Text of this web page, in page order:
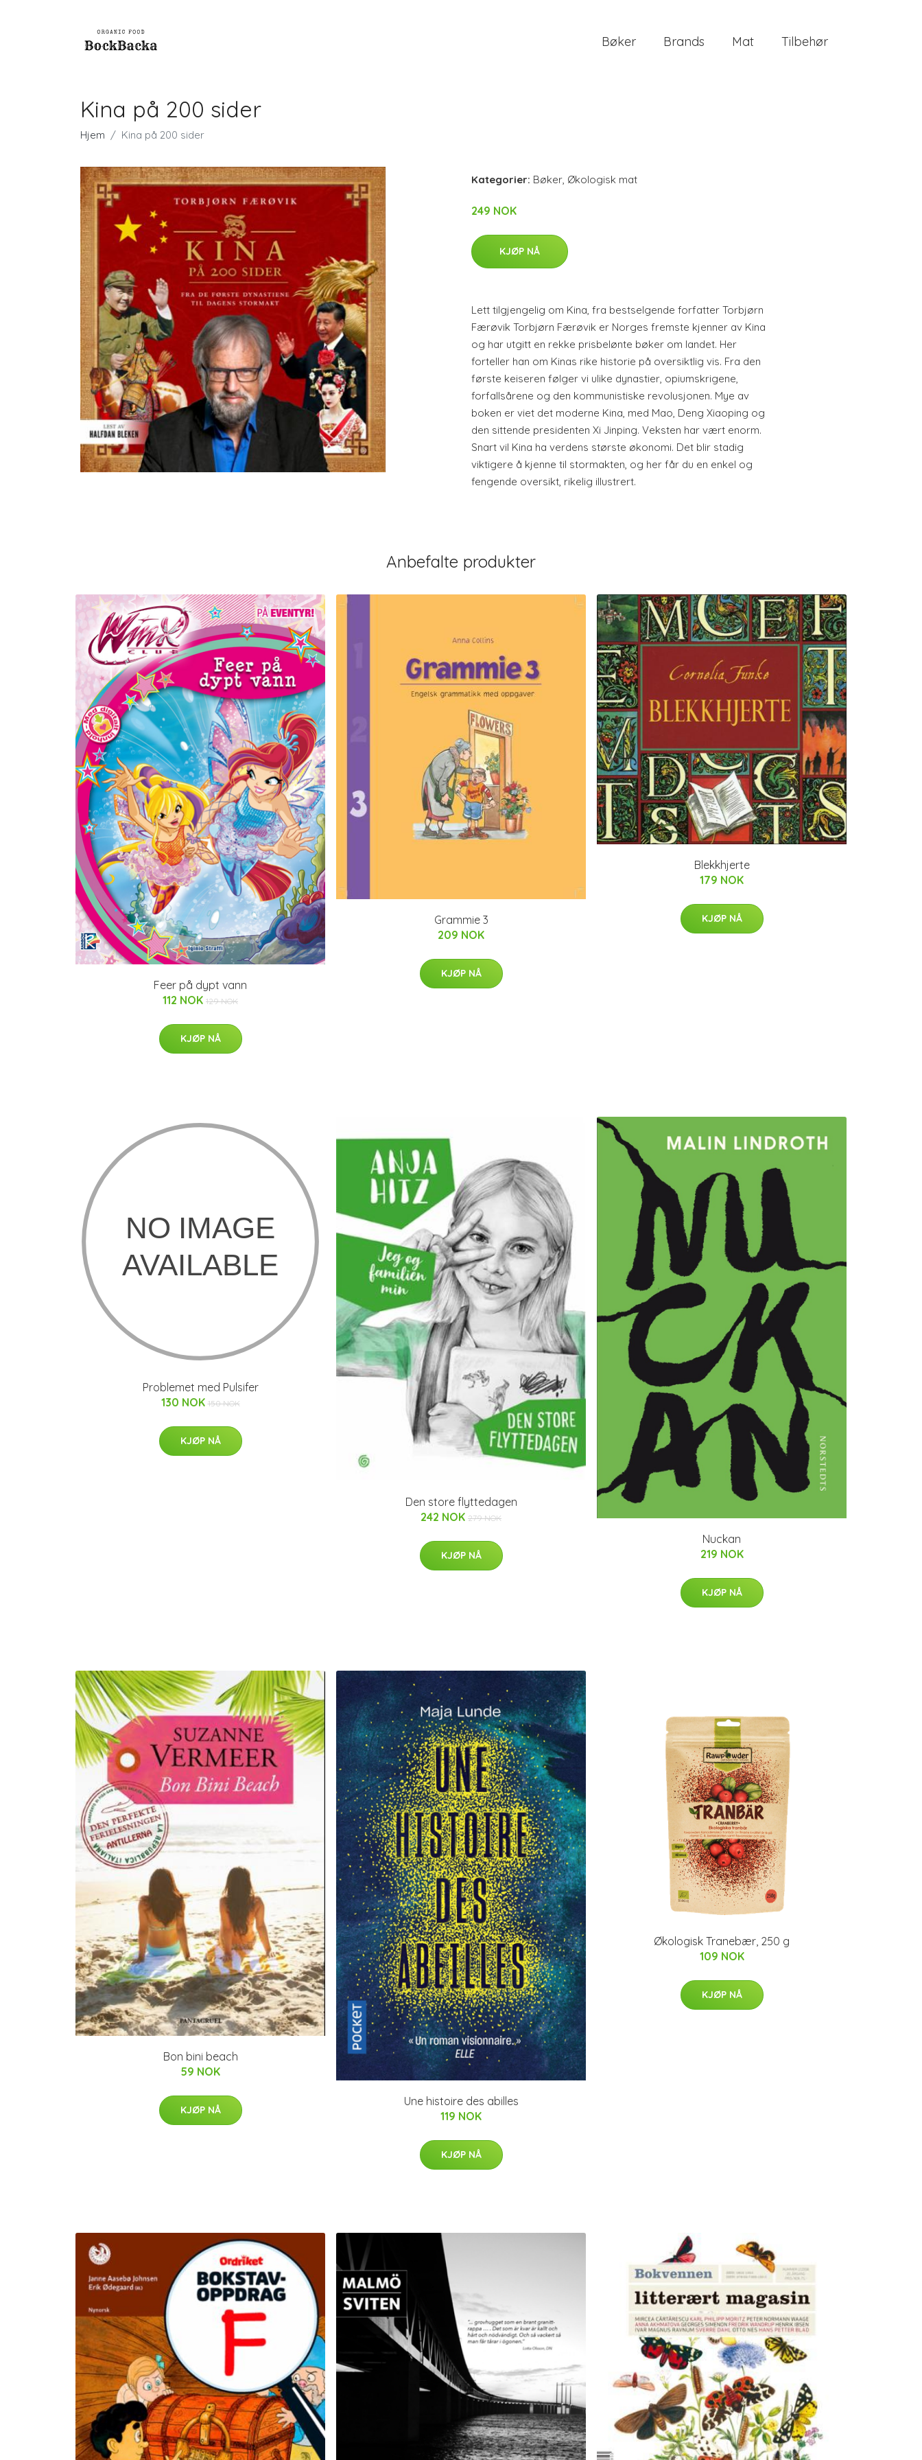
Bøker Brands Mat Tilbehør
Kina på 200 sider
Hjem Kina på 200 sider
Kategorier: Bøker, Økologisk mat
249 NOK
KJØP NÅ
Lett tilgjengelig om Kina, fra bestselgende forfatter Torbjørn
Færøvik Torbjørn Færøvik er Norges fremste kjenner av Kina
og har utgitt en rekke prisbelønte bøker om landet. Her
forteller han om Kinas rike historie på oversiktlig vis. Fra den
første keiseren følger vi ulike dynastier, opiumskrigene,
forfallsårene og den kommunistiske revolusjonen. Mye av
boken er viet det moderne Kina, med Mao, Deng Xiaoping og
den sittende presidenten Xi Jinping. Veksten har vært enorm.
Snart vil Kina ha verdens største økonomi. Det blir stadig
viktigere å kjenne til stormakten, og her får du en enkel og
fengende oversikt, rikelig illustrert.
Anbefalte produkter
Feer på dypt vann
112 NOK 129 NOK
KJØP NÅ
Grammie 3
209 NOK
KJØP NÅ
Blekkhjerte
179 NOK
KJØP NÅ
Problemet med Pulsifer
130 NOK 150 NOK
KJØP NÅ
Den store flyttedagen
242 NOK 279 NOK
KJØP NÅ
Nuckan
219 NOK
KJØP NÅ
Bon bini beach
59 NOK
KJØP NÅ
Une histoire des abilles
119 NOK
KJØP NÅ
Økologisk Tranebær, 250 g
109 NOK
KJØP NÅ